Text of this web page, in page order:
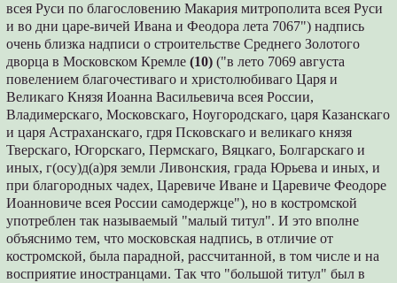
всея Руси по благословению Макария митрополита всея Руси
и во дни царе-вичей Ивана и Феодора лета 7067") надпись
очень близка надписи о строительстве Среднего Золотого
дворца в Московском Кремле(10) ("в лето 7069 августа
повелением благочестиваго и христолюбиваго Царя и
Великаго Князя Иоанна Васильевича всея России,
Владимерскаго, Московскаго, Ноугородскаго, царя Казанскаго
и царя Астраханскаго, гдря Псковскаго и великаго князя
Тверскаго, Югорскаго, Пермскаго, Вяцкаго, Болгарскаго и
иных, г(осу)д(а)ря земли Ливонския, града Юрьева и иных, и
при благородных чадех, Царевиче Иване и Царевиче Феодоре
Иоанновиче всея России самодержце"), но в костромской
употреблен так называемый "малый титул". И это вполне
объяснимо тем, что московская надпись, в отличие от
костромской, была парадной, рассчитанной, в том числе и на
восприятие иностранцами. Так что "большой титул" был в